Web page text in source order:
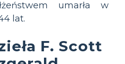
umarła w
lat.
F. Scott